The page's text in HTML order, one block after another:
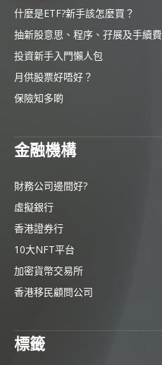
什麼是ETF?新手該怎麼買？
抽新股意思、程序、孖展及手續費
投資新手入門懶人包
月供股票好唔好？
保險知多啲
金融機構
財務公司邊間好?
虛擬銀行
香港證券行
10大NFT平台
加密貨幣交易所
香港移民顧問公司
標籤